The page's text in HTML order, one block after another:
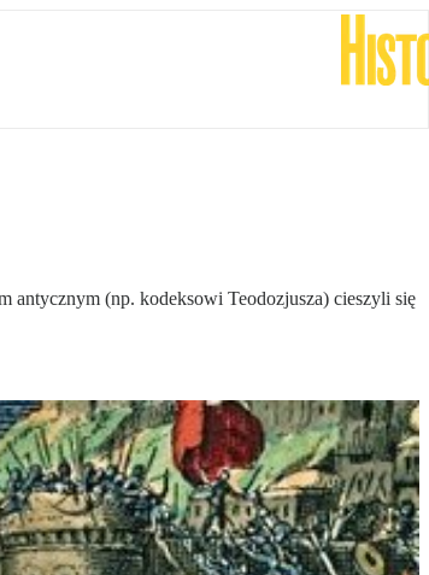
antycznym (np. kodeksowi Teodozjusza) cieszyli się